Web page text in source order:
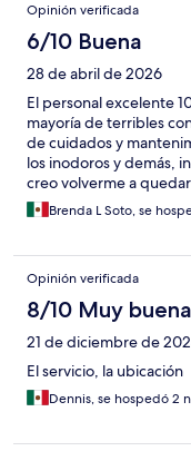
Opinión verificada
6/10 Buena
28 de abril de 2026
El personal excelente
mayoría de terribles
de cuidados y
los inodoros y demás,
creo volverme a
tienen un equipo de
atento, inclusive puedo
Brenda L Soto, se
Opinión verificada
8/10 Muy buena
21 de diciembre de
El servicio, la ubicación
Dennis, se hospedó 2